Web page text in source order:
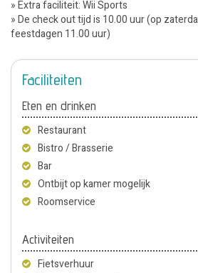
» Extra faciliteit: Wii Sports
» De check out tijd is 10.00 uur (op
feestdagen 11.00 uur)
Faciliteiten
Eten en drinken
Restaurant
Bistro / Brasserie
Bar
Ontbijt op kamer mogelijk
Roomservice
Activiteiten
Fietsverhuur